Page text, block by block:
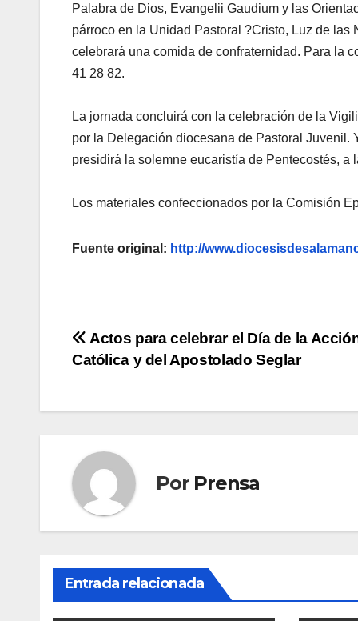
Palabra de Dios, Evangelii Gaudium y las
párroco en la Unidad Pastoral ?Cristo, Luz de
celebrará una comida de confraternidad. Para la
41 28 82.
La jornada concluirá con la celebración de la
por la Delegación diocesana de Pastoral Juvenil.
presidirá la solemne eucaristía de Pentecostés,
Los materiales confeccionados por la Comisión
Fuente original: http://
Navegación
entradas
Actos para celebrar el Día de la
Católica y del Apostolado Seglar
Por Prensa
Entrada relacionada